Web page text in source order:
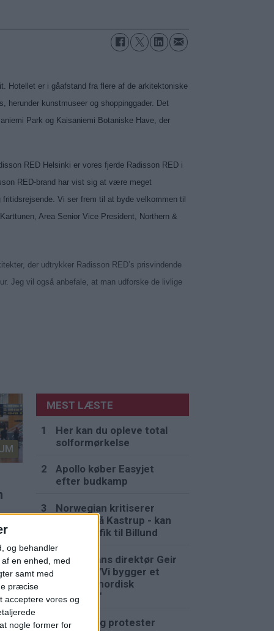
og behandler
en enhed, med
samt med
præcise
acceptere vores og
nogle former for
Hotellet er i gåafstand fra flere af de arkitektoniske
herunder kunstmuseer og shoppinggader. Det
Park og Kaisaniemi Botaniske Have, der
RED Helsinki er vores fjerde Radisson RED i
RED-brand har vist sig at være meget
Vi ser frem til at byde velkommen til
Area Senior Vice President, Northern &
der udtrykker Radisson RED’s prisvindende
Jeg vil også anbefale, at man udforske de livlige
MEST LÆSTE
Her kan du opleve total
solformørkelse
Apollo køber Easyjet
efter budkamp
Norwegian kritiserer
køerne på Kastrup - kan
flytte trafik til Billund
Norwegians direktør Geir
Karlsen: "Vi bygger et
komplet nordisk
rejsehus"
Strejke og protester